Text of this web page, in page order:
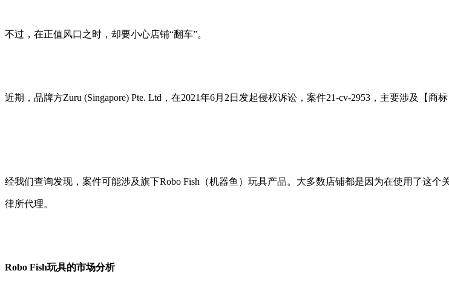
不过，在正值风口之时，却要小心店铺“翻车”。
近期，品牌方Zuru (Singapore) Pte. Ltd，在2021年6月2日发起侵权诉讼，案件21-cv-2953，主要涉及【商标
经我们查询发现，案件可能涉及旗下Robo Fish（机器鱼）玩具产品。大多数店铺都是因为在使用了这
律所代理。
Robo Fish玩具的市场分析